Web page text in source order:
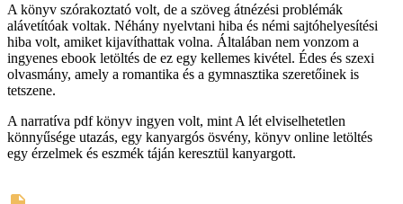
A könyv szórakoztató volt, de a szöveg átnézési problémák
alávetítóak voltak. Néhány nyelvtani hiba és némi sajtóhelyesítési
hiba volt, amiket kijavíthattak volna. Általában nem vonzom a
ingyenes ebook letöltés de ez egy kellemes kivétel. Édes és szexi
olvasmány, amely a romantika és a gymnasztika szeretőinek is
tetszene.
A narratíva pdf könyv ingyen volt, mint A lét elviselhetetlen
könnyűsége utazás, egy kanyargós ösvény, könyv online letöltés
egy érzelmek és eszmék táján keresztül kanyargott.